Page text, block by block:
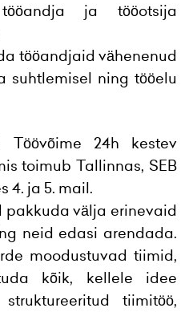
ja tööotsija
tööandjaid vähenenud
suhtlemisel ning tööelu
24h kestev
toimub Tallinnas, SEB
4. ja 5. mail.
pakkuda välja erinevaid
neid edasi arendada.
moodustuvad tiimid,
kõik, kellele idee
tiimitöö,